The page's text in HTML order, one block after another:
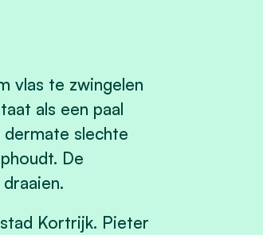
vlas te zwingelen
als een paal
slechte
De
Kortrijk. Pieter